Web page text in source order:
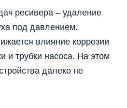
ресивера – удаление
под давлением.
влияние коррозии
и трубки насоса. На этом
далеко не